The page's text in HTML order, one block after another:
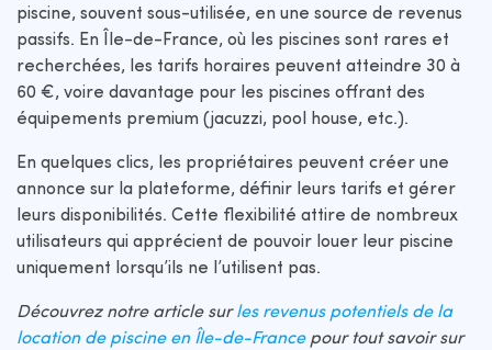
piscine, souvent sous-utilisée, en une source de revenus
passifs. En Île-de-France, où les piscines sont rares et
recherchées, les tarifs horaires peuvent atteindre 30 à
60 €, voire davantage pour les piscines offrant des
équipements premium (jacuzzi, pool house, etc.).
En quelques clics, les propriétaires peuvent créer une
annonce sur la plateforme, définir leurs tarifs et gérer
leurs disponibilités. Cette flexibilité attire de nombreux
utilisateurs qui apprécient de pouvoir louer leur piscine
uniquement lorsqu’ils ne l’utilisent pas.
Découvrez notre article surles revenus potentiels de la
location de piscine en Île-de-France pour tout savoir sur